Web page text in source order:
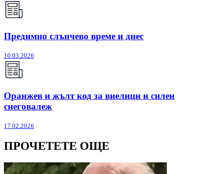
Предимно слънчево време и днес
10.03.2026
Оранжев и жълт код за виелици и силен
снеговалеж
17.02.2026
ПРОЧЕТЕТЕ ОЩЕ